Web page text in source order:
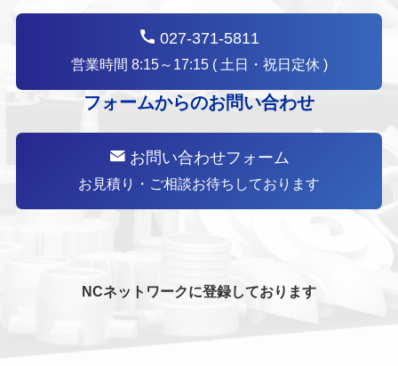
027-371-5811
営業時間 8:15～17:15 ( 土日・祝日定休 )
フォームからのお問い合わせ
お問い合わせフォーム
お見積り・ご相談お待ちしております
NCネットワークに登録しております